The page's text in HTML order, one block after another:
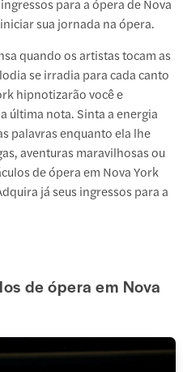
para a ópera de Nova
sua jornada na ópera.
quando os artistas tocam as
se irradia para cada canto
hipnotizarão você e
última nota. Sinta a energia
palavras enquanto ela lhe
aventuras maravilhosas ou
de ópera em Nova York
já seus ingressos para a
de ópera em Nova